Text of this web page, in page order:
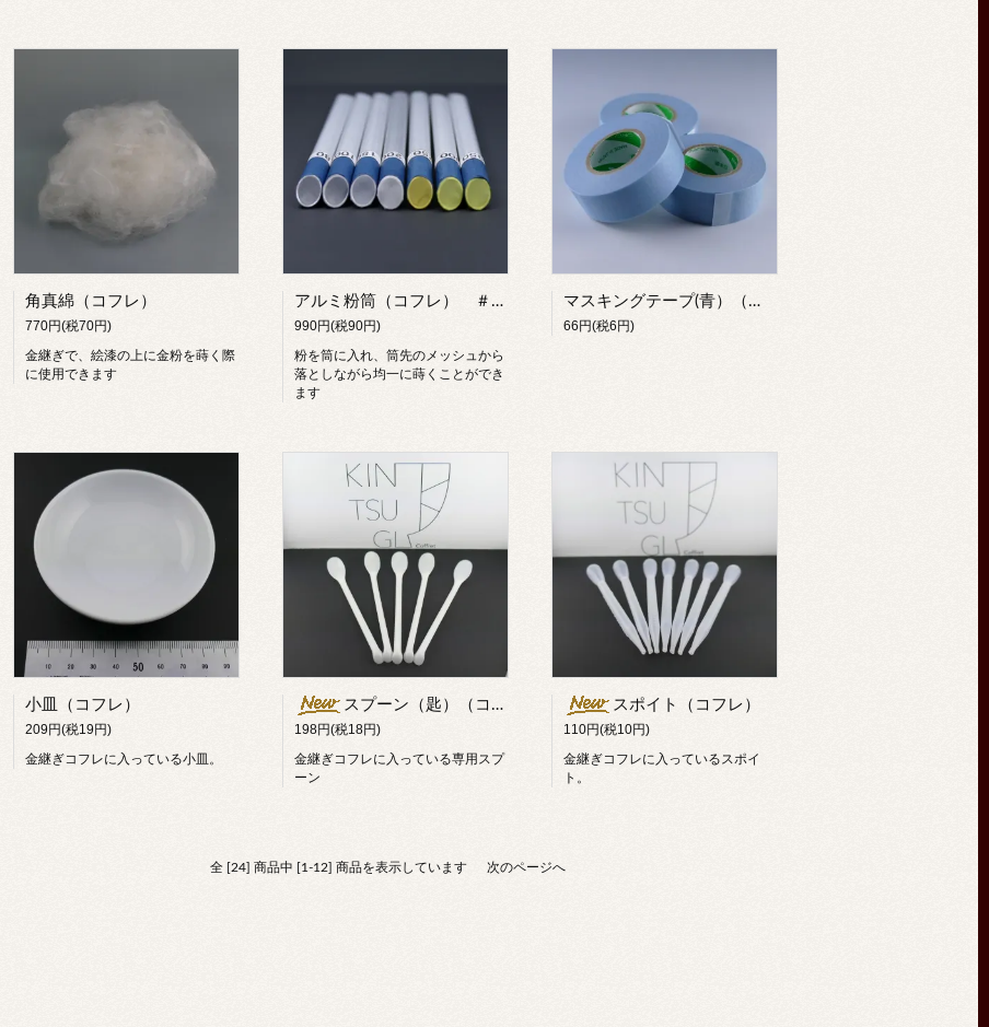
角真綿（コフレ）
770円(税70円)
金継ぎで、絵漆の上に金粉を蒔く際
に使用できます
アルミ粉筒（コフレ） ＃80＃100＃150＃200＃250＃300＃350
990円(税90円)
粉を筒に入れ、筒先のメッシュから
落としながら均一に蒔くことができ
ます
マスキングテープ(青）（コフレ）
66円(税6円)
小皿（コフレ）
209円(税19円)
金継ぎコフレに入っている小皿。
スプーン（匙）（コフレ）
198円(税18円)
金継ぎコフレに入っている専用スプ
ーン
スポイト（コフレ）
110円(税10円)
金継ぎコフレに入っているスポイ
ト。
全 [24] 商品中 [1-12] 商品を表示しています 次のページへ